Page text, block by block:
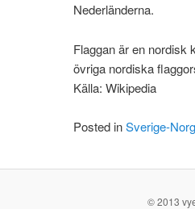
Nederländerna.
Flaggan är en nordisk
övriga nordiska
Källa: Wikipedia
Posted inSverige-
© 2013